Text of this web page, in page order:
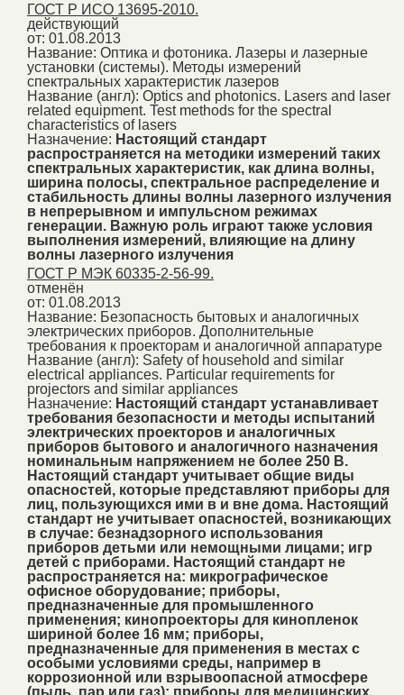
ГОСТ Р ИСО 13695-2010.
действующий
от: 01.08.2013
Название: Оптика и фотоника. Лазеры и лазерные
установки (системы). Методы измерений
спектральных характеристик лазеров
Название (англ): Optics and photonics. Lasers and laser
related equipment. Test methods for the spectral
characteristics of lasers
Назначение: Настоящий стандарт
распространяется на методики измерений таких
спектральных характеристик, как длина волны,
ширина полосы, спектральное распределение и
стабильность длины волны лазерного излучения
в непрерывном и импульсном режимах
генерации. Важную роль играют также условия
выполнения измерений, влияющие на длину
волны лазерного излучения
ГОСТ Р МЭК 60335-2-56-99.
отменён
от: 01.08.2013
Название: Безопасность бытовых и аналогичных
электрических приборов. Дополнительные
требования к проекторам и аналогичной аппаратуре
Название (англ): Safety of household and similar
electrical appliances. Particular requirements for
projectors and similar appliances
Назначение: Настоящий стандарт устанавливает
требования безопасности и методы испытаний
электрических проекторов и аналогичных
приборов бытового и аналогичного назначения
номинальным напряжением не более 250 В.
Настоящий стандарт учитывает общие виды
опасностей, которые представляют приборы для
лиц, пользующихся ими в и вне дома. Настоящий
стандарт не учитывает опасностей, возникающих
в случае: безнадзорного использования
приборов детьми или немощными лицами; игр
детей с приборами. Настоящий стандарт не
распространяется на: микрографическое
офисное оборудование; приборы,
предназначенные для промышленного
применения; кинопроекторы для кинопленок
шириной более 16 мм; приборы,
предназначенные для применения в местах с
особыми условиями среды, например в
коррозионной или взрывоопасной атмосфере
(пыль, пар или газ); приборы для медицинских